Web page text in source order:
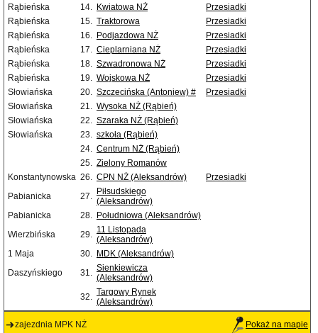
Rąbieńska
14. Kwiatowa NŻ
Przesiadki
Rąbieńska
15. Traktorowa
Przesiadki
Rąbieńska
16. Podjazdowa NŻ
Przesiadki
Rąbieńska
17. Cieplarniana NŻ
Przesiadki
Rąbieńska
18. Szwadronowa NŻ
Przesiadki
Rąbieńska
19. Wojskowa NŻ
Przesiadki
Słowiańska
20. Szczecińska (Antoniew) #
Przesiadki
Słowiańska
21. Wysoka NŻ (Rąbień)
Słowiańska
22. Szaraka NŻ (Rąbień)
Słowiańska
23. szkoła (Rąbień)
24. Centrum NŻ (Rąbień)
25. Zielony Romanów
Konstantynowska 26. CPN NŻ (Aleksandrów)
Przesiadki
Pabianicka
27. Piłsudskiego
(Aleksandrów)
Pabianicka
28. Południowa (Aleksandrów)
Wierzbińska
29. 11 Listopada
(Aleksandrów)
1 Maja
30. MDK (Aleksandrów)
Daszyńskiego
31. Sienkiewicza
(Aleksandrów)
32. Targowy Rynek
(Aleksandrów)
zajezdnia MPK NŻ Pokaż na mapie